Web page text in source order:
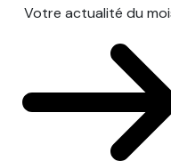
Votre actualité du